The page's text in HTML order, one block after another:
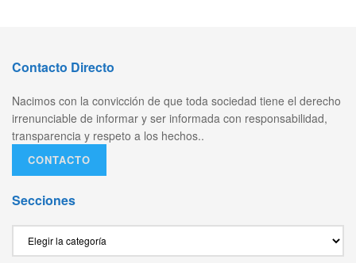
Contacto Directo
Nacimos con la convicción de que toda sociedad tiene el derecho
irrenunciable de informar y ser informada con responsabilidad,
transparencia y respeto a los hechos..
CONTACTO
Secciones